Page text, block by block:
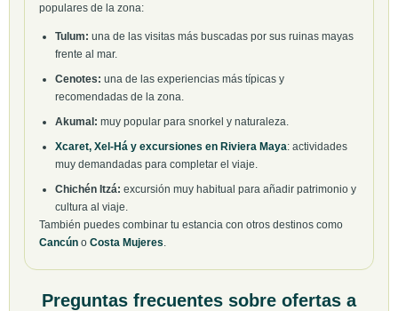
populares de la zona:
Tulum: una de las visitas más buscadas por sus ruinas mayas
frente al mar.
Cenotes: una de las experiencias más típicas y
recomendadas de la zona.
Akumal: muy popular para snorkel y naturaleza.
Xcaret, Xel-Há y excursiones en Riviera Maya: actividades
muy demandadas para completar el viaje.
Chichén Itzá: excursión muy habitual para añadir patrimonio y
cultura al viaje.
También puedes combinar tu estancia con otros destinos como
Cancún o Costa Mujeres.
Preguntas frecuentes sobre ofertas a